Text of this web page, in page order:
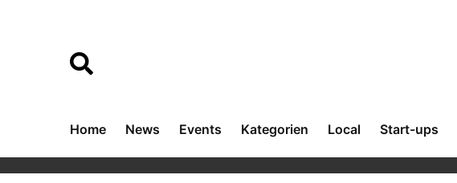
Home News Events Kategorien Local Start-ups